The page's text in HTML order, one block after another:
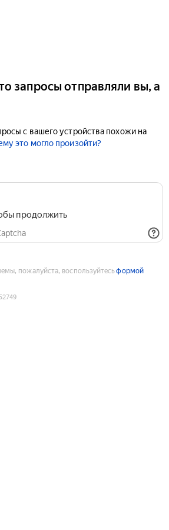
запросы отправляли вы, а
с вашего устройства похожи на
это могло произойти?
продолжить
пожалуйста, воспользуйтесьформой